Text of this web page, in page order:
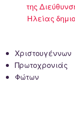
της
Ηλείας
Χριστουγέννων
Πρωτοχρονιάς
Φώτων